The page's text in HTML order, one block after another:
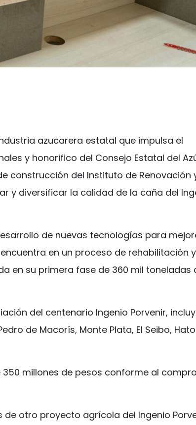
azucarera estatal que impulsa el
y honorifico del Consejo Estatal del
construcción del Instituto de Renovación
y diversificar la calidad de la caña del
de nuevas tecnologías para
en un proceso de rehabilitación y
en su primera fase de 360 mil toneladas
del centenario Ingenio Porvenir,
de Macorís, Monte Plata, El Seibo, Hato
millones de pesos conforme al
otro proyecto agrícola del Ingenio